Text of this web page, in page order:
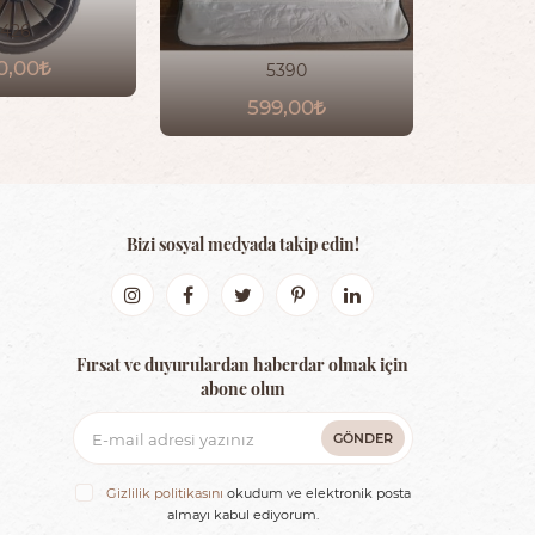
5390
599,00
Bizi sosyal medyada takip edin!
Fırsat ve duyurulardan haberdar olmak için
abone olun
GÖNDER
Gizlilik politikasını okudum ve elektronik posta
almayı kabul ediyorum.